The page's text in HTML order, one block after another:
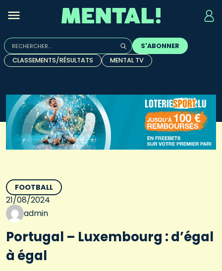
Rechercher :
Quand les résultats de l'auto-complétion sont
S'ABONNER
CLASSEMENTS/RÉSULTATS
MENTAL TV
FOOTBALL
21/08/2024
admin
Portugal – Luxembourg : d’égal
à égal